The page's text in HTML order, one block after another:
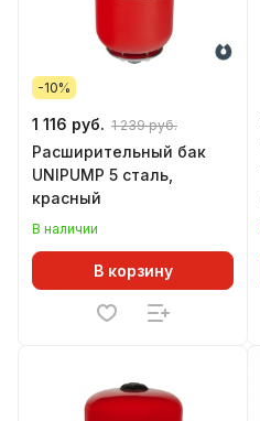
-10%
1 116 руб. 1 239 руб.
Расширительный бак
UNIPUMP 5 сталь,
красный
В наличии
В корзину